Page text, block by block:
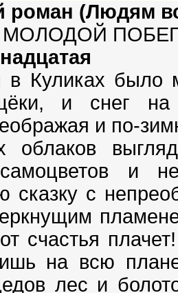
(Людям
МОЛОДОЙ
в Куликах было
и снег
и по-
облаков
и
сказку с
счастья
на всю
лес и